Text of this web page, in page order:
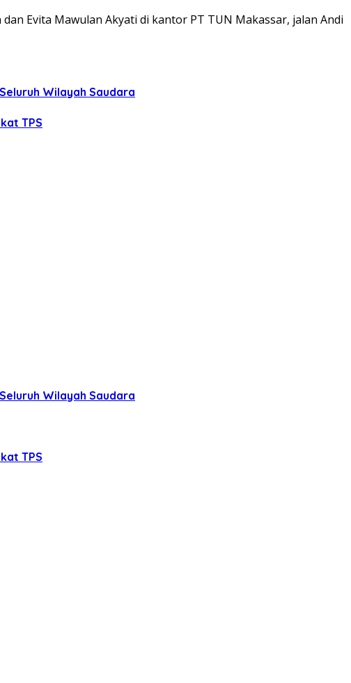
Evita Mawulan Akyati di kantor PT TUN Makassar, jalan Andi
Wilayah Saudara
TPS
Wilayah Saudara
TPS